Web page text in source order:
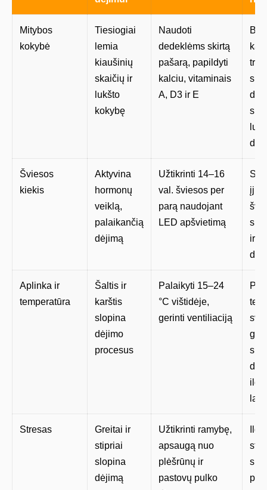
Mitybos
kokybė
Tiesiogiai
lemia
kiaušinių
skaičių ir
lukšto
kokybę
Naudoti
dedeklėms skirtą
pašarą, papildyti
kalciu, vitaminais
A, D3 ir E
Šviesos
kiekis
Aktyvina
hormonų
veiklą,
palaikančią
dėjimą
Užtikrinti 14–16
val. šviesos per
parą naudojant
LED apšvietimą
ir
Aplinka ir
temperatūra
Šaltis ir
karštis
slopina
dėjimo
procesus
Palaikyti 15–24
°C vištidėje,
gerinti ventiliaciją
gali
Stresas
Greitai ir
stipriai
slopina
dėjimą
Užtikrinti ramybę,
apsaugą nuo
plėšrūnų ir
pastovų pulko